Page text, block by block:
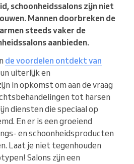
schoonheidssalons zijn niet
Mannen doorbreken de
steeds vaker de
aanbieden.
de voordelen ontdekt van
uiterlijk en
in opkomst om aan de vraag
tot harsen
diensten die speciaal op
En er is een groeiend
en schoonheidsproducten
Laat je niet tegenhouden
Salons zijn een